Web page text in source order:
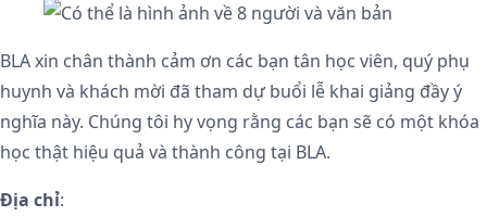
BLA xin chân thành cảm ơn các bạn tân học viên, quý phụ
huynh và khách mời đã tham dự buổi lễ khai giảng đầy ý
nghĩa này. Chúng tôi hy vọng rằng các bạn sẽ có một khóa
học thật hiệu quả và thành công tại BLA.
Địa chỉ: